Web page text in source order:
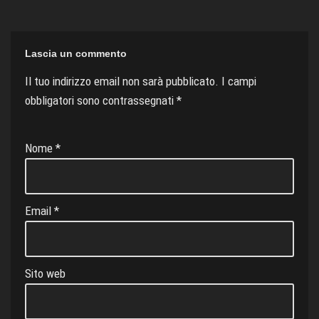
a
Lascia un commento
Il tuo indirizzo email non sarà pubblicato. I campi
obbligatori sono contrassegnati *
Nome *
Email *
Sito web